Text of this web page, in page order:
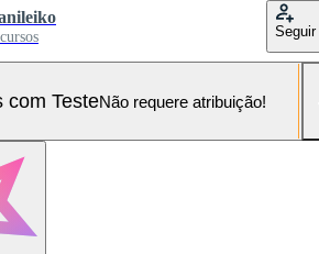
Seguir
com TesteNão requere atribuição!